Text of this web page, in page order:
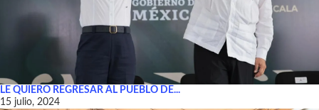
LE QUIERO REGRESAR AL PUEBLO DE...
15 julio, 2024